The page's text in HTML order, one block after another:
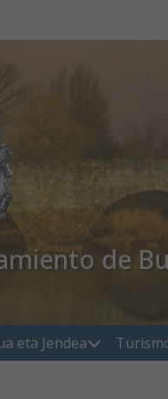
de
eta Jendea